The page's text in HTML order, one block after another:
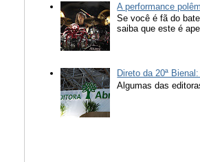
A performance
Se você é fã do
saiba que este é
Direto da 20ª
Algumas das